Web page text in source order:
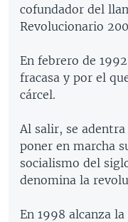
cofundador del
Revolucionario
En febrero de
fracasa y por el
cárcel.
Al salir, se
poner en marcha
socialismo del
denomina la
En 1998 alcanza